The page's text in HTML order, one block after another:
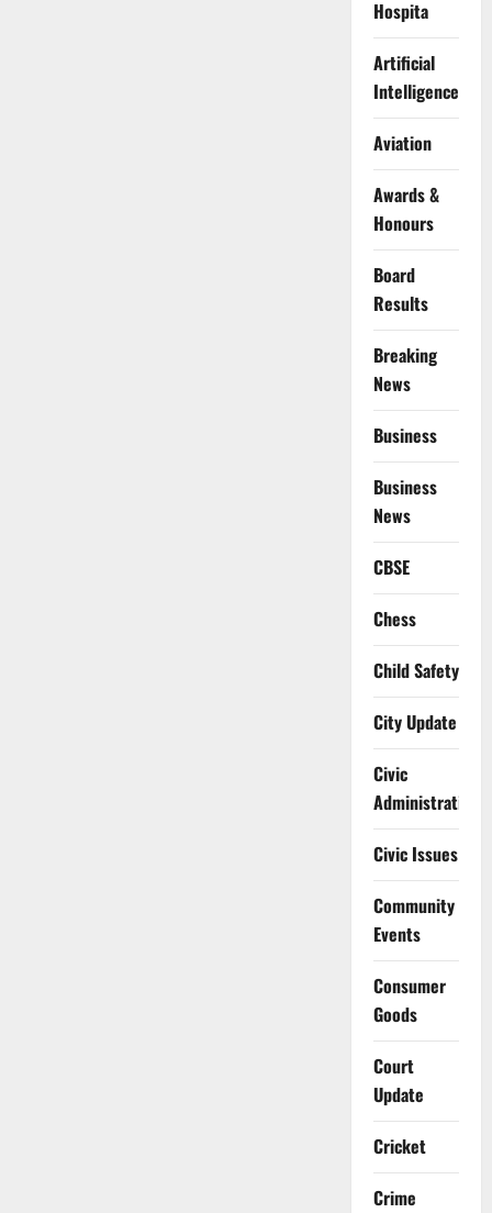
Hospita
Artificial
Intelligence
Aviation
Awards &
Honours
Board
Results
Breaking
News
Business
Business
News
CBSE
Chess
Child Safety
City Update
Civic
Administration
Civic Issues
Community
Events
Consumer
Goods
Court
Update
Cricket
Crime